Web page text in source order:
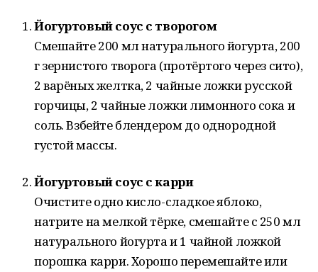
Йогуртовый соус с творогом
Смешайте 200 мл натурального йогурта, 200
г зернистого творога (протёртого через сито),
2 варёных желтка, 2 чайные ложки русской
горчицы, 2 чайные ложки лимонного сока и
соль. Взбейте блендером до однородной
густой массы.
Йогуртовый соус с карри
Очистите одно кисло-сладкое яблоко,
натрите на мелкой тёрке, смешайте с 250 мл
натурального йогурта и 1 чайной ложкой
порошка карри. Хорошо перемешайте или